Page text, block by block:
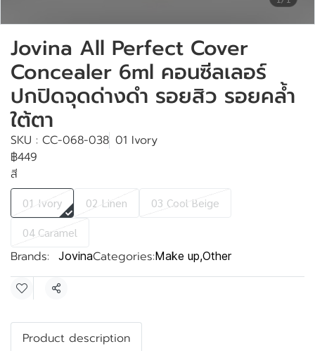
Jovina All Perfect Cover
Concealer 6ml คอนซีลเลอร์
ปกปิดจุดด่างดำ รอยสิว รอยคล้ำ
ใต้ตา
SKU : CC-068-038 01 Ivory
฿449
สี
01 Ivory 02 Linen
03 Cool Beige
04 Caramel
Brands: JovinaCategories:Make up,Other
Share
Product description